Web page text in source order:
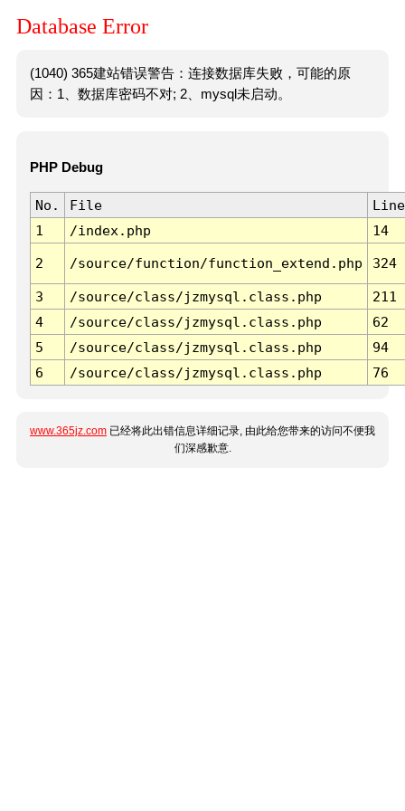
Database Error
(1040) 365建站错误警告：连接数据库失败，可能的原
因：1、数据库密码不对; 2、mysql未启动。
PHP Debug
No. File
Line
1
/index.php 14
2 /source/function/function_extend.php 324
3 /source/class/jzmysql.class.php
211
4
/source/class/jzmysql.class.php
62
5
/source/class/jzmysql.class.php
94
6
/source/class/jzmysql.class.php 76
www.365jz.com 已经将此出错信息详细记录, 由此给您带来的访问不便我
们深感歉意.